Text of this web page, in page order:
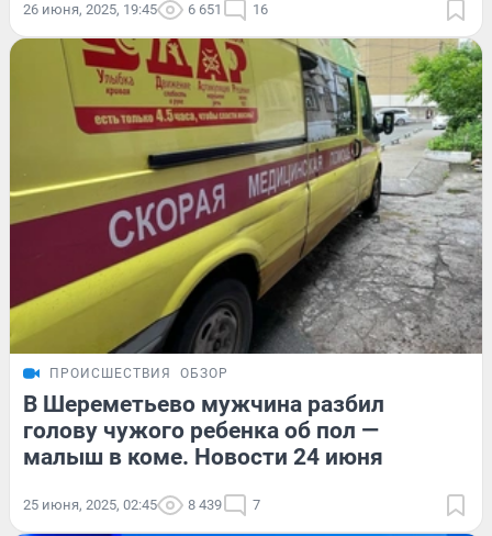
26 июня, 2025, 19:45 6 651 16
ПРОИСШЕСТВИЯ ОБЗОР
В Шереметьево мужчина разбил
голову чужого ребенка об пол —
малыш в коме. Новости 24 июня
25 июня, 2025, 02:45 8 439 7